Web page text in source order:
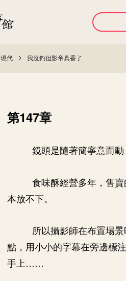
現代 我沒釣但影帝真香了
第147章
鏡頭是隨著簡寧意而
食味酥經營多年，售
本放不下。
所以攝影師在布置場
點，用小小的字幕在旁邊標
手上……